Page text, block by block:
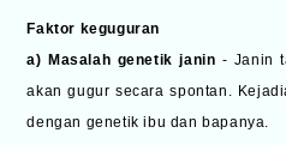
Faktor keguguran
a) Masalah genetik janin - Janin
akan gugur secara spontan.
dengan genetik ibu dan bapanya.